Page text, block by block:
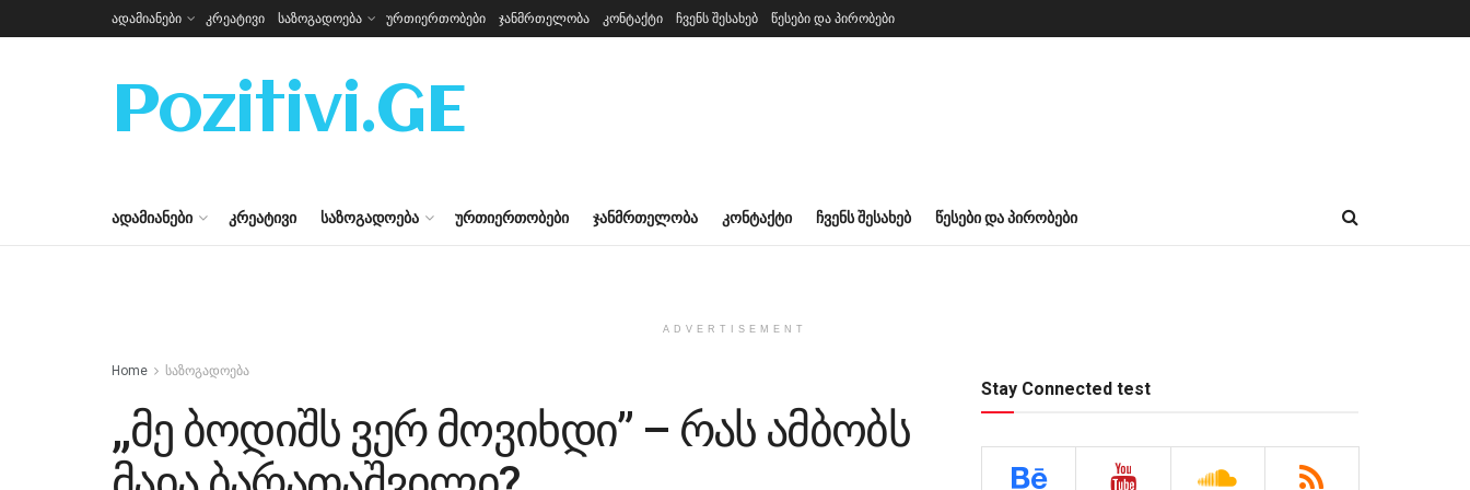
ადამიანები კრეატივი საზოგადოება ურთიერთობები ჯანმრთელობა კონტაქტი ჩვენს შესახებ წესები და პირობები
Pozitivi.GE
ᲐᲓᲐᲛᲘᲐᲜᲔᲑᲘ ᲙᲠᲔᲐᲢᲘᲕᲘ ᲡᲐᲖᲝᲒᲐᲓᲝᲔᲑᲐ ᲣᲠᲗᲘᲔᲠᲗᲝᲑᲔᲑᲘ ᲯᲐᲜᲛᲠᲗᲔᲚᲝᲑᲐ ᲙᲝᲜᲢᲐᲥᲢᲘ ᲩᲕᲔᲜᲡ ᲨᲔᲡᲐᲮᲔᲑ ᲬᲔᲡᲔᲑᲘ ᲓᲐ ᲞᲘᲠᲝᲑᲔᲑᲘ
ADVERTISEMENT
Home საზოგადოება
,,მე ბოდიშს ვერ მოვიხდი” – რას ამბობს
Stay Connected test